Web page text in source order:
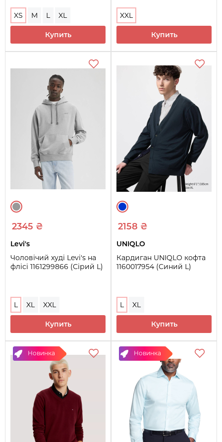
XS M L XL
Купить
XXL
Купить
2345 ₴
Levi's
Чоловічий худі Levi's на
флісі 1161299866 (Сірий L)
L XL XXL
Купить
2158 ₴
UNIQLO
Кардиган UNIQLO кофта
1160017954 (Синий L)
L XL
Купить
Новинка Новинка